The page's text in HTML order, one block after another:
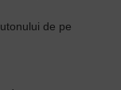
de pe